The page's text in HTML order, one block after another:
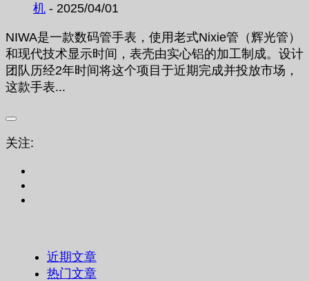
机 - 2025/04/01
NIWA是一款数码管手表，使用老式Nixie管（辉光管）
和现代技术显示时间，表壳由实心铝的加工制成。设计
团队历经2年时间将这个项目于近期完成并投放市场，
这款手表...
关注:
近期文章
热门文章